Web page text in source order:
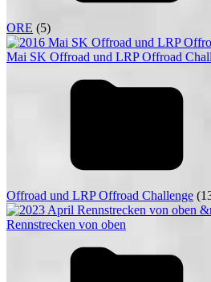
ORE (5)
Offroad und LRP Offroad Challenge